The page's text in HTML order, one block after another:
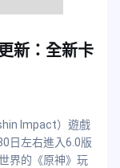
新：全新卡
Impact）遊戲
日左右進入6.0版
界的《原神》玩